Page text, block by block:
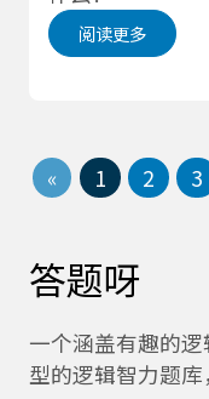
阅读更多
« 1 2 3
答题呀
一个涵盖有趣的
型的逻辑智力题